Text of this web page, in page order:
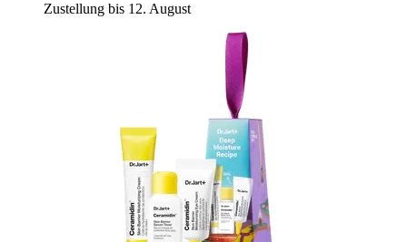
Zustellung bis 12. August